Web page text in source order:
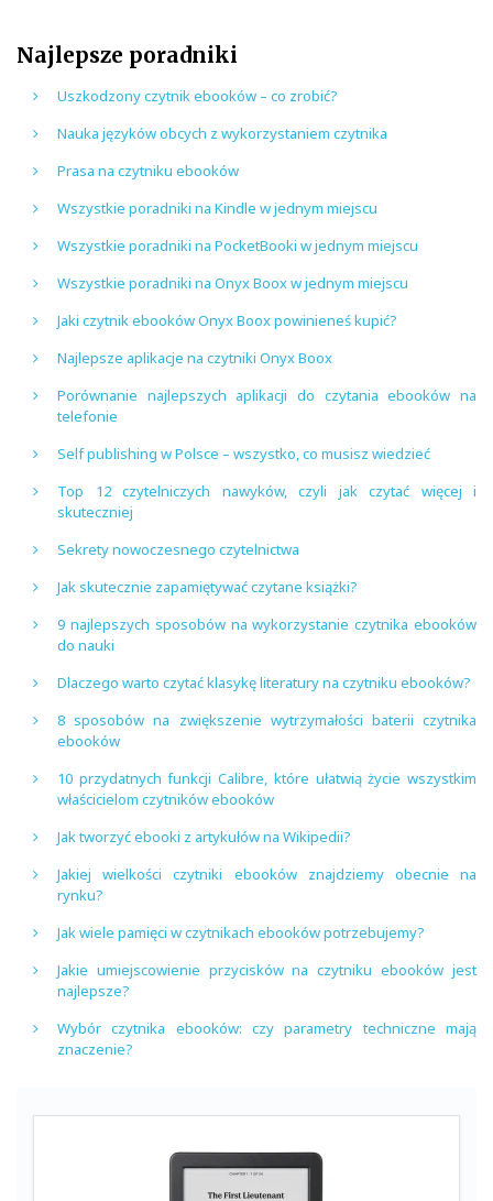
Najlepsze poradniki
Uszkodzony czytnik ebooków – co zrobić?
Nauka języków obcych z wykorzystaniem czytnika
Prasa na czytniku ebooków
Wszystkie poradniki na Kindle w jednym miejscu
Wszystkie poradniki na PocketBooki w jednym miejscu
Wszystkie poradniki na Onyx Boox w jednym miejscu
Jaki czytnik ebooków Onyx Boox powinieneś kupić?
Najlepsze aplikacje na czytniki Onyx Boox
Porównanie najlepszych aplikacji do czytania ebooków na
telefonie
Self publishing w Polsce – wszystko, co musisz wiedzieć
Top 12 czytelniczych nawyków, czyli jak czytać więcej i
skuteczniej
Sekrety nowoczesnego czytelnictwa
Jak skutecznie zapamiętywać czytane książki?
9 najlepszych sposobów na wykorzystanie czytnika ebooków
do nauki
Dlaczego warto czytać klasykę literatury na czytniku ebooków?
8 sposobów na zwiększenie wytrzymałości baterii czytnika
ebooków
10 przydatnych funkcji Calibre, które ułatwią życie wszystkim
właścicielom czytników ebooków
Jak tworzyć ebooki z artykułów na Wikipedii?
Jakiej wielkości czytniki ebooków znajdziemy obecnie na
rynku?
Jak wiele pamięci w czytnikach ebooków potrzebujemy?
Jakie umiejscowienie przycisków na czytniku ebooków jest
najlepsze?
Wybór czytnika ebooków: czy parametry techniczne mają
znaczenie?